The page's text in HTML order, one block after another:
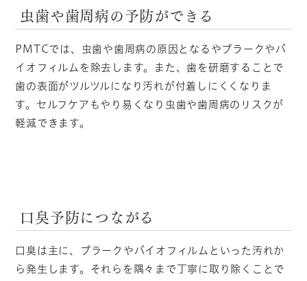
虫歯や歯周病の予防ができる
PMTCでは、虫歯や歯周病の原因となるやプラークやバ
イオフィルムを除去します。また、歯を研磨することで
歯の表面がツルツルになり汚れが付着しにくくなりま
す。セルフケアもやり易くなり虫歯や歯周病のリスクが
軽減できます。
口臭予防につながる
口臭は主に、プラークやバイオフィルムといった汚れか
ら発生します。それらを隅々まで丁寧に取り除くことで